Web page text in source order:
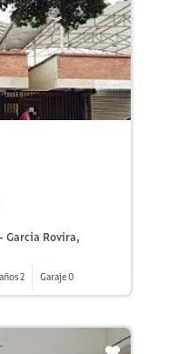
Garcia Rovira,
2 Garaje 0